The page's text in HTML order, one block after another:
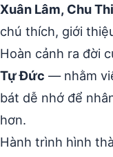
Xuân Lâm, Chu
chú thích, giới
Hoàn cảnh ra đời
Tự Đức — nhằm
bát dễ nhớ để
hơn.
Hành trình hình